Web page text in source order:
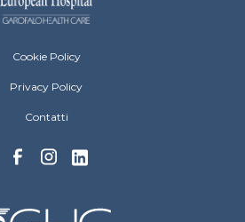
Menu Footer
Cookie Policy
Privacy Policy
Contatti